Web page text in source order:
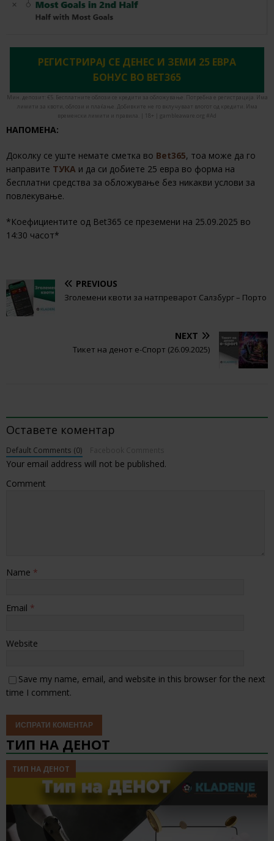
РЕГИСТРИРАЈ СЕ ДЕНЕС И ЗЕМИ 25 ЕВРА
БОНУС ВО BET365
Мин. депозит: €5. Бесплатните облози се кредити за обложување. Потребна е регистрација. Има
лимити за квоти, облози и плаќање. Добивките не го вклучуваат влогот од кредити. Има
временски лимити и правила. | 18+ | gambleaware.org #Ad
НАПОМЕНА:
Доколку се уште немате сметка во Bet365, тоа може да го
направите ТУКА и да си добиете 25 евра во форма на
бесплатни средства за обложување без никакви услови за
повлекување.
*Коефициентите од Bet365 се преземени на 25.09.2025 во
14:30 часот*
PREVIOUS
Зголемени квоти за натпреварот Салзбург – Порто
NEXT
Тикет на денот е-Спорт (26.09.2025)
Оставете коментар
Default Comments (0)
Your email address will not be published.
Comment
Name *
Email *
Website
Save my name, email, and website in this browser for the next
time I comment.
ТИП НА ДЕНОТ
ТИП НА ДЕНОТ